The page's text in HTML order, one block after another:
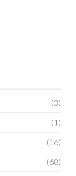
(3)
(1)
(16)
(68)